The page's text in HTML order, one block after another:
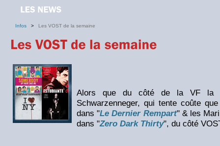
Infos > Les VOST de la semaine
Alors que du côté de la VF la
Schwarzenneger, qui tente coûte
dans "Le Dernier Rempart" & les
dans "Zero Dark Thirty", du côté